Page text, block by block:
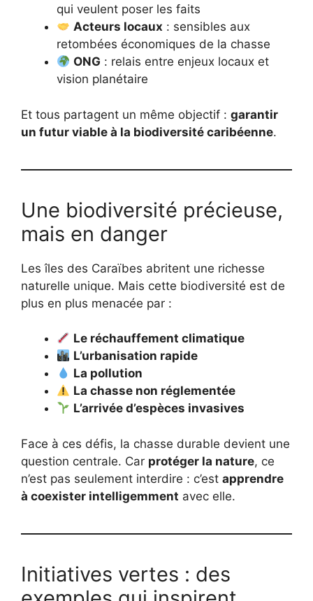
qui veulent poser les faits
Acteurs locaux : sensibles aux
retombées économiques de la chasse
ONG : relais entre enjeux locaux et
vision planétaire
Et tous partagent un même objectif : garantir
un futur viable à la biodiversité caribéenne.
Une biodiversité précieuse,
mais en danger
Les îles des Caraïbes abritent une richesse
naturelle unique. Mais cette biodiversité est de
plus en plus menacée par :
Le réchauffement climatique
L’urbanisation rapide
La pollution
La chasse non réglementée
L’arrivée d’espèces invasives
Face à ces défis, la chasse durable devient une
question centrale. Car protéger la nature, ce
n’est pas seulement interdire : c’est apprendre
à coexister intelligemment avec elle.
Initiatives vertes : des